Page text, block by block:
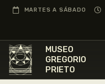
MARTES A SÁBADO
MUSEO
GREGORIO
PRIETO